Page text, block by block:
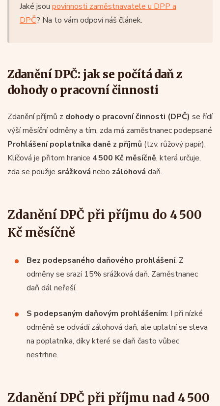
Jaké jsou povinnosti zaměstnavatele u DPP a
DPČ? Na to vám odpoví náš článek.
Zdanění DPČ: jak se počítá daň z
dohody o pracovní činnosti
Zdanění příjmů z dohody o pracovní činnosti (DPČ) se řídí
výší měsíční odměny a tím, zda má zaměstnanec podepsané
Prohlášení poplatníka daně z příjmů (tzv. růžový papír).
Klíčová je přitom hranice 4 500 Kč měsíčně, která určuje,
zda se použije srážková nebo zálohová daň.
Zdanění DPČ při příjmu do 4 500
Kč měsíčně
Bez podepsaného daňového prohlášení: Z
odměny se srazí 15% srážková daň. Zaměstnanec
daň dál neřeší.
S podepsaným daňovým prohlášením: I při nízké
odměně se odvádí zálohová daň, ale uplatní se sleva
na poplatníka, díky které se daň často vůbec
nestrhne.
Zdanění DPČ při příjmu nad 4 500